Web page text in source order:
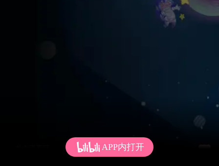
APP内打开